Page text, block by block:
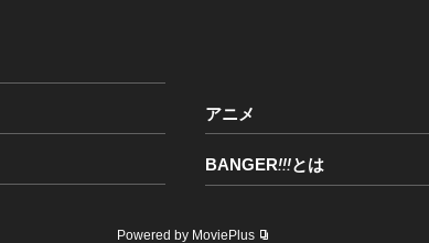
アニメ
BANGER!!!とは
Powered by MoviePlus